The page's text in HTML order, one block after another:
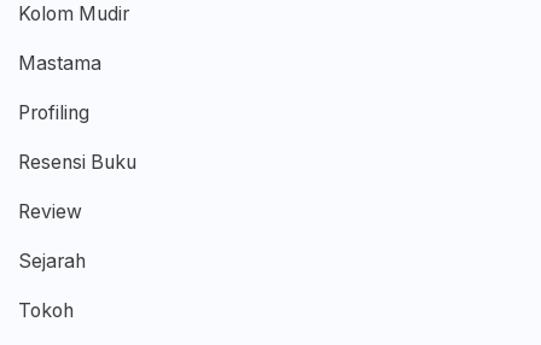
Kolom Mudir
Mastama
Profiling
Resensi Buku
Review
Sejarah
Tokoh